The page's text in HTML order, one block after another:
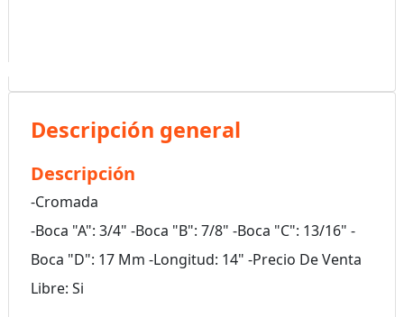
Descripción general
Descripción
-Cromada
-Boca "A": 3/4" -Boca "B": 7/8" -Boca "C": 13/16" -
Boca "D": 17 Mm -Longitud: 14" -Precio De Venta
Libre: Si